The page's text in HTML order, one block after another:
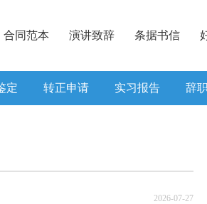
合同范本 演讲致辞 条据书信
定 转正申请 实习报告 辞
2026-07-27